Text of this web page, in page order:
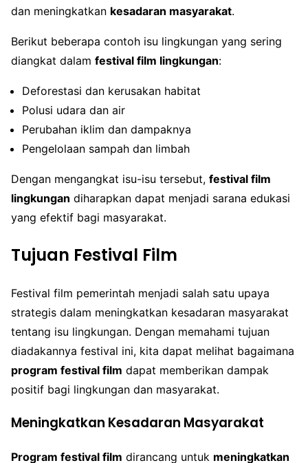
dan meningkatkan kesadaran masyarakat.
Berikut beberapa contoh isu lingkungan yang sering
diangkat dalam festival film lingkungan:
Deforestasi dan kerusakan habitat
Polusi udara dan air
Perubahan iklim dan dampaknya
Pengelolaan sampah dan limbah
Dengan mengangkat isu-isu tersebut, festival film
lingkungan diharapkan dapat menjadi sarana edukasi
yang efektif bagi masyarakat.
Tujuan Festival Film
Festival film pemerintah menjadi salah satu upaya
strategis dalam meningkatkan kesadaran masyarakat
tentang isu lingkungan. Dengan memahami tujuan
diadakannya festival ini, kita dapat melihat bagaimana
program festival film dapat memberikan dampak
positif bagi lingkungan dan masyarakat.
Meningkatkan Kesadaran Masyarakat
Program festival film dirancang untuk meningkatkan